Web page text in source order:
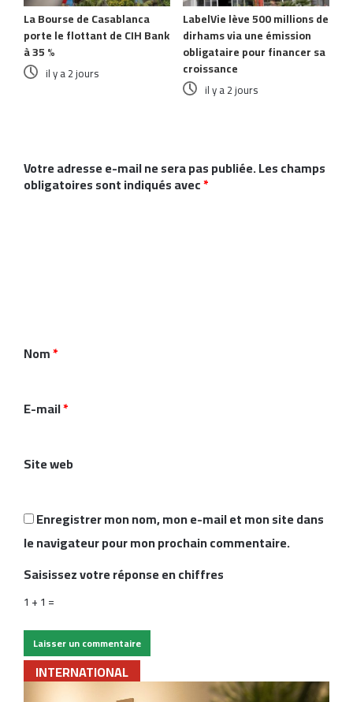
La Bourse de Casablanca
porte le flottant de CIH Bank
à 35 %
il y a 2 jours
LabelVie lève 500 millions de
dirhams via une émission
obligataire pour financer sa
croissance
il y a 2 jours
Votre adresse e-mail ne sera pas publiée.Les champs
obligatoires sont indiqués avec*
t
i
*
Nom*
E-mail*
Site web
Enregistrer mon nom, mon e-mail et mon site dans
le navigateur pour mon prochain commentaire.
Saisissez votre réponse en chiffres
1 + 1 =
INTERNATIONAL